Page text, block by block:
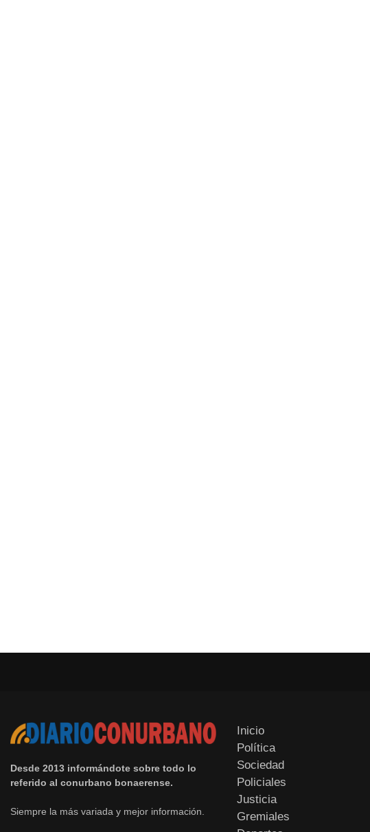
Desde 2013 informándote sobre todo lo
referido al conurbano bonaerense.
Siempre la más variada y mejor información.
Inicio
Política
Sociedad
Policiales
Justicia
Gremiales